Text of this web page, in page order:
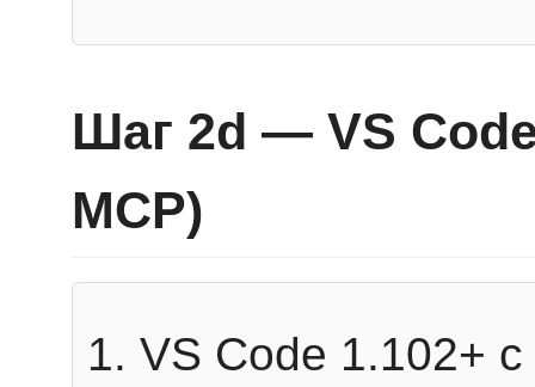
Шаг 2d — VS
MCP)
VS Code 1.102+